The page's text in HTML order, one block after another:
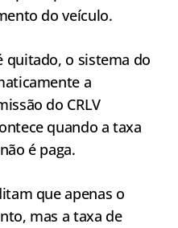
do veículo.
quitado, o sistema do
a
do CRLV
quando a taxa
é paga.
que apenas o
mas a taxa de